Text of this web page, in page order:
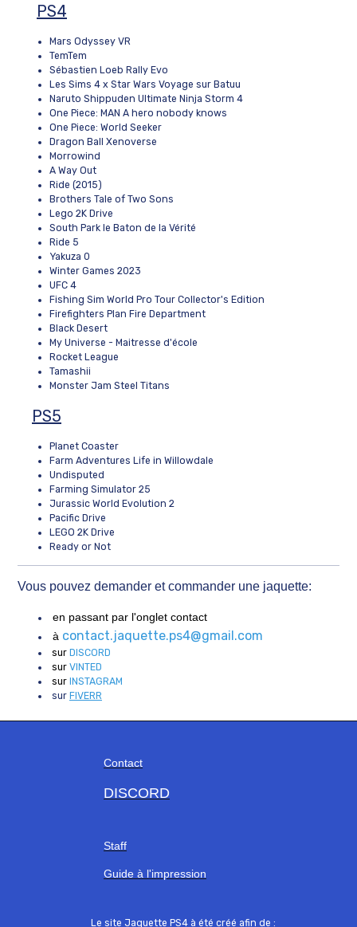
PS4
Mars Odyssey VR
TemTem
Sébastien Loeb Rally Evo
Les Sims 4 x Star Wars Voyage sur Batuu
Naruto Shippuden Ultimate Ninja Storm 4
One Piece: MAN A hero nobody knows
One Piece: World Seeker
Dragon Ball Xenoverse
Morrowind
A Way Out
Ride (2015)
Brothers Tale of Two Sons
Lego 2K Drive
South Park le Baton de la Vérité
Ride 5
Yakuza 0
Winter Games 2023
UFC 4
Fishing Sim World Pro Tour Collector's Edition
Firefighters Plan Fire Department
Black Desert
My Universe - Maitresse d'école
Rocket League
Tamashii
Monster Jam Steel Titans
PS5
Planet Coaster
Farm Adventures Life in Willowdale
Undisputed
Farming Simulator 25
Jurassic World Evolution 2
Pacific Drive
LEGO 2K Drive
Ready or Not
Vous pouvez demander et commander une jaquette:
en passant par l'onglet contact
à contact.jaquette.ps4@gmail.com
sur DISCORD
sur VINTED
sur INSTAGRAM
sur FIVERR
Contact
DISCORD
Staff
Guide à l'impression
Le site Jaquette PS4 à été créé afin de :